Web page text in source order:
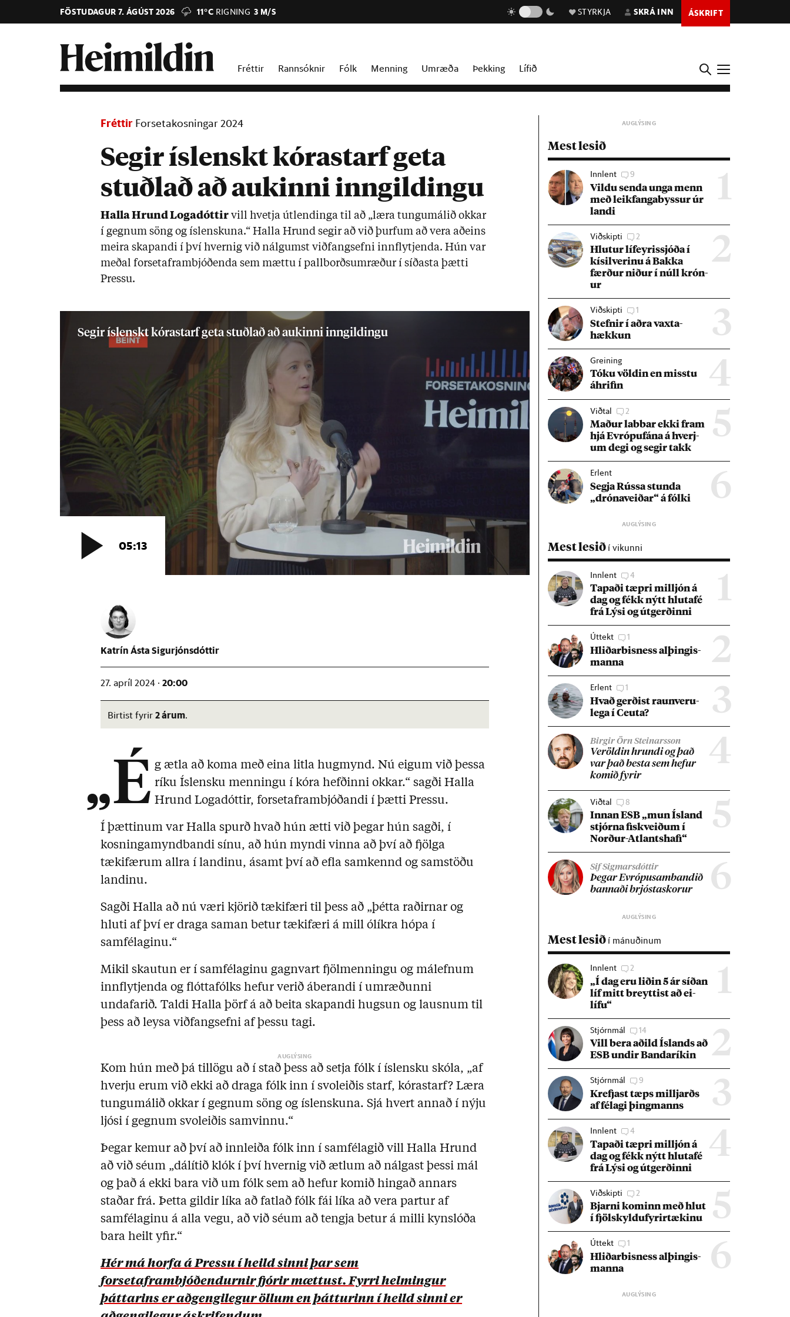
FÖSTUDAGUR 7. ÁGÚST 2026 11°C RIGNING 3 M/S STYRKJA SKRÁ INN ÁSKRIFT
Fréttir Rannsóknir Fólk Menning Umræða Þekking Lífið
Fréttir Forsetakosningar 2024
Segir íslenskt kórastarf geta
stuðlað að aukinni inngildingu
Halla Hrund Loga­dótt­ir vill hvetja út­lend­inga til að „læra tungu­mál­ið okk­ar
í gegn­um söng og ís­lensk­una.“ Halla Hrund seg­ir að við þurf­um að vera að­eins
meira skap­andi í því hvernig við nálg­umst við­fangs­efni inn­flytj­enda. Hún var
með­al for­setafram­bjóð­enda sem mættu í pall­borð­sum­ræð­ur í síð­asta þætti
Pressu.
Katrín Ásta Sigurjónsdóttir
27. apríl 2024 ·20:00
Birtist fyrir2 árum.
„É g ætla að koma með eina litla hugmynd. Nú eigum við þessa
ríku Íslensku menningu í kóra hefðinni okkar.“ sagði Halla
Hrund Logadóttir, forsetaframbjóðandi í þætti Pressu.
Í þættinum var Halla spurð hvað hún ætti við þegar hún sagði, í
kosningamyndbandi sínu, að hún myndi vinna að því að fjölga
tækifærum allra í landinu, ásamt því að efla samkennd og samstöðu
landinu.
Sagði Halla að nú væri kjörið tækifæri til þess að „þétta raðirnar og
hluti af því er draga saman betur tækifæri á mill ólíkra hópa í
samfélaginu.“
Mikil skautun er í samfélaginu gagnvart fjölmenningu og málefnum
innflytjenda og flóttafólks hefur verið áberandi í umræðunni
undafarið. Taldi Halla þörf á að beita skapandi hugsun og lausnum til
þess að leysa viðfangsefni af þessu tagi.
Kom hún með þá tillögu að í stað þess að setja fólk í íslensku skóla, „af
hverju erum við ekki að draga fólk inn í svoleiðis starf, kórastarf? Læra
tungumálið okkar í gegnum söng og íslenskuna. Sjá hvert annað í nýju
ljósi í gegnum svoleiðis samvinnu.“
Þegar kemur að því að innleiða fólk inn í samfélagið vill Halla Hrund
að við séum „dálítið klók í því hvernig við ætlum að nálgast þessi mál
og það á ekki bara við um fólk sem að hefur komið hingað annars
staðar frá. Þetta gildir líka að fatlað fólk fái líka að vera partur af
samfélaginu á alla vegu, að við séum að tengja betur á milli kynslóða
bara heilt yfir.“
Hér má horfa á Pressu í heild sinni þar sem
forsetaframbjóðendurnir fjórir mættust. Fyrri helmingur
þáttarins er aðgengilegur öllum en þátturinn í heild sinni er
Mest lesið
1
Innlent 9
Vildu senda unga menn
með leik­fanga­byss­ur úr
landi
2
Viðskipti 2
Hlut­ur líf­eyr­is­sjóða í
kís­il­ver­inu á Bakka
færð­ur nið­ur í núll krón­
ur
3
Viðskipti 1
Stefn­ir í aðra vaxta­
hækk­un
4
Greining
Tóku völd­in en misstu
áhrif­in
5
Viðtal 2
Mað­ur labb­ar ekki fram
hjá Evr­ópuf­ána á hverj­
um degi og seg­ir takk
6
Erlent
Segja Rússa stunda
„dróna­veið­ar“ á fólki
Mest lesið í vikunni
1
Innlent 4
Tap­aði tæpri millj­ón á
dag og fékk nýtt hluta­fé
frá Lýsi og út­gerð­inni
2
Úttekt 1
Hlið­ar­bis­ness al­þing­is­
manna
3
Erlent 1
Hvað gerð­ist raun­veru­
lega í Ceuta?
4
Birgir Örn Steinarsson
Ver­öld­in hrundi og það
var það besta sem hef­ur
kom­ið fyr­ir
5
Viðtal 8
Inn­an ESB „mun Ís­land
stjórna fisk­veið­um í
Norð­ur-Atlants­hafi“
6
Sif Sigmarsdóttir
Þeg­ar Evr­ópu­sam­band­ið
bann­aði brjósta­skor­ur
Mest lesið í mánuðinum
1
Innlent 2
„Í dag eru lið­in 5 ár síð­an
líf mitt breytt­ist að ei­
lífu“
2
Stjórnmál 14
Vill bera að­ild Ís­lands að
ESB und­ir Banda­rík­in
3
Stjórnmál 9
Krefjast tæps millj­arðs
af fé­lagi þing­manns
4
Innlent 4
Tap­aði tæpri millj­ón á
dag og fékk nýtt hluta­fé
frá Lýsi og út­gerð­inni
5
Viðskipti 2
Bjarni kom­inn með hlut
í fjöl­skyldu­fyr­ir­tæk­inu
6
Úttekt 1
Hlið­ar­bis­ness al­þing­is­
manna